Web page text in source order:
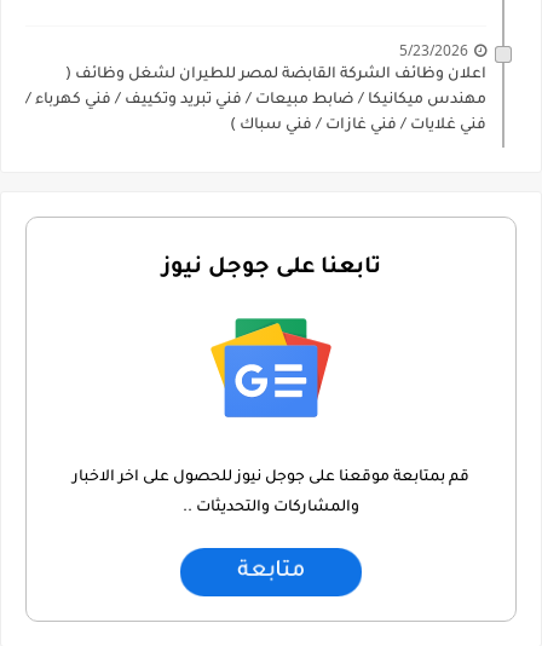
5/23/2026
اعلان وظائف الشركة القابضة لمصر للطيران لشغل وظائف (
مهندس ميكانيكا / ضابط مبيعات / فني تبريد وتكييف / فني كهرباء /
فني غلايات / فني غازات / فني سباك )
تابعنا على جوجل نيوز
قم بمتابعة موقعنا على جوجل نيوز للحصول على اخر الاخبار
والمشاركات والتحديثات ..
متابعة